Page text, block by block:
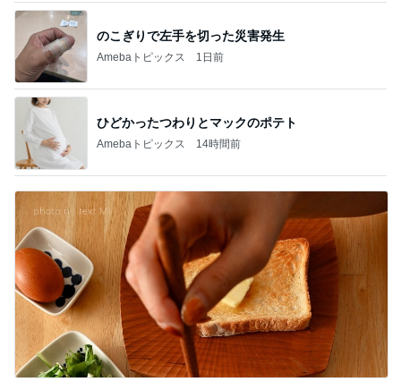
のこぎりで左手を切った災害発生
Amebaトピックス 1日前
ひどかったつわりとマックのポテト
Amebaトピックス 14時間前